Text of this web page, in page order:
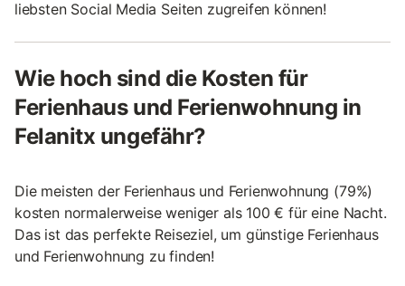
liebsten Social Media Seiten zugreifen können!
Wie hoch sind die Kosten für
Ferienhaus und Ferienwohnung in
Felanitx ungefähr?
Die meisten der Ferienhaus und Ferienwohnung (79%)
kosten normalerweise weniger als 100 € für eine Nacht.
Das ist das perfekte Reiseziel, um günstige Ferienhaus
und Ferienwohnung zu finden!